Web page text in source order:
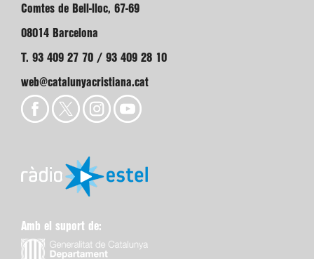
Comtes de Bell-lloc, 67-69
08014 Barcelona
T. 93 409 27 70 / 93 409 28 10
web@catalunyacristiana.cat
Amb el suport de: